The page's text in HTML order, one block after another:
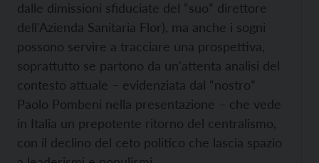
dalle dimissioni sfiduciate del “suo” direttore
dell'Azienda Sanitaria Flor), ma anche i sogni
possono servire a tracciare una prospettiva,
soprattutto se partono da un'attenta analisi del
contesto attuale – evidenziata dal “nostro”
Paolo Pombeni nella presentazione – che vede
in Italia un prepotente ritorno del centralismo,
con il declino del ceto politico che lascia spazio